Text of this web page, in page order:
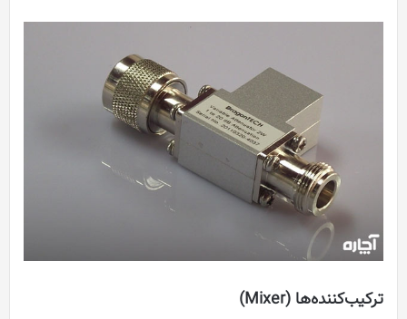
ترکیب‌کننده‌ها (Mixer)